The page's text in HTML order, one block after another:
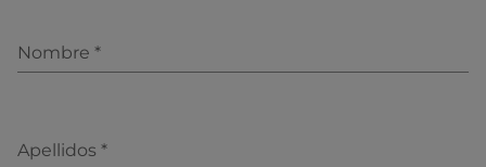
Nombre *
Apellidos *